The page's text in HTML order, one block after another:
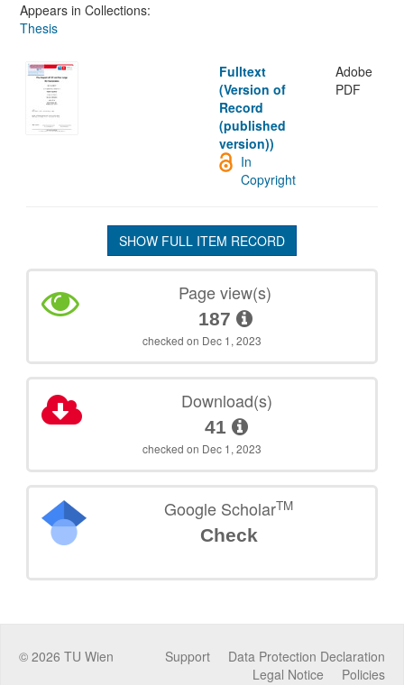
Appears in Collections:
Thesis
Fulltext
(Version of
Record
(published
version))
Adobe
PDF
In
Copyright
SHOW FULL ITEM RECORD
Page view(s)
187
checked on Dec 1, 2023
Download(s)
41
checked on Dec 1, 2023
Google ScholarTM
Check
© 2026 TU Wien Data Protection Declaration
Support
Policies
Legal Notice